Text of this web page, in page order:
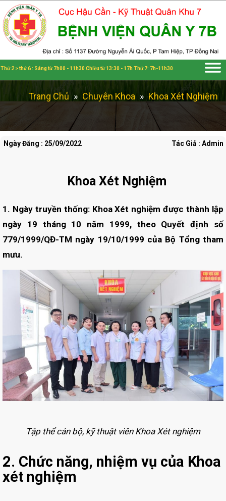
Thứ 2 > thứ 6 : Sáng từ 7h00 - 11h30 Chiều từ 13:30 - 17h Thứ 7: 7h-11h30
Trang Chủ » Chuyên Khoa » Khoa Xét Nghiệm
Ngày Đăng : 25/09/2022 Tác Giả : Admin
Khoa Xét Nghiệm
1. Ngày truyền thống: Khoa Xét nghiệm được thành lập
ngày 19 tháng 10 năm 1999, theo Quyết định số
779/1999/QĐ-TM ngày 19/10/1999 của Bộ Tổng tham
mưu.
Tập thể cán bộ, kỹ thuật viên Khoa Xét nghiệm
2. Chức năng, nhiệm vụ của Khoa
xét nghiệm
Đã kết nối EMC